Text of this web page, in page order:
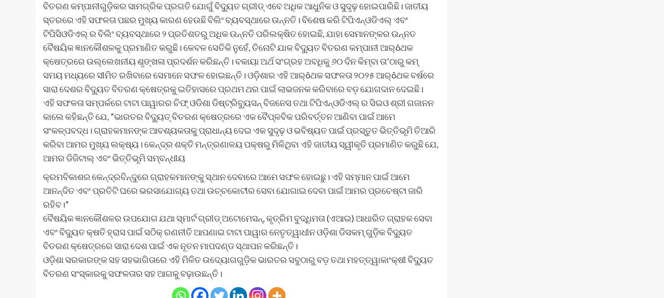
ବିତରଣ କମ୍ପାନୀଗୁଡ଼ିକର ସାମଗ୍ରିକ ପ୍ରଗତି ଯୋଗୁଁ ବିଦ୍ୟୁତ ଗ୍ରୀଡ୍ ଏବେ ଅଧିକ ଆଧୁନିକ ଓ ସୁଦୃଢ଼ ହୋଇପାରିଛି। ଜାତୀୟ
ସ୍ତରରେ ଏହି ସଫଳତା ପଛର ମୁଖ୍ୟ କାରଣ ହେଉଛି ବିଲିଂ ବ୍ୟବସ୍ଥାରେ ଉନ୍ନତି। ବିଶେଷ କରି ଟିପିଏନ୍‌ଓଡିଏଲ୍ ଏବଂ
ଟିପିସିଓଡିଏଲ୍ ର ବିଲିଂ ବ୍ୟବସ୍ଥାରେ ୨ ପ୍ରତିଶତରୁ ଅଧିକ ଉନ୍ନତି ପରିଲକ୍ଷିତ ହୋଇଛି, ଯାହା ସେମାନଙ୍କର ଉନ୍ନତ
ବୈଷୟିକ ଜ୍ଞାନକୌଶଳକୁ ପ୍ରମାଣିତ କରୁଛି। କେବଳ ସେତିକି ନୁହେଁ, ତିନୋଟି ଯାକ ବିଦ୍ୟୁତ ବିତରଣ କମ୍ପାନୀ ଆର୍ôଥକ
କ୍ଷେତ୍ରରେ ଉଲ୍ଲେଖନୀୟ ଶୃଙ୍ଖଳା ପ୍ରଦର୍ଶନ କରିଛନ୍ତି। ବକାୟା ଅର୍ଥ ସଂଗ୍ରହ ଅବଧିକୁ ୬୦ ଦିନ କିମ୍ବା ତା’ଠାରୁ କମ୍
ସମୟ ମଧ୍ୟରେ ସୀମିତ ରଖିବାରେ ସେମାନେ ସଫଳ ହୋଇଛନ୍ତି। ଓଡ଼ିଶାର ଏହି ଆର୍ôଥକ ସଫଳତା ୨୦୨୫ ଆର୍ôଥକ ବର୍ଷରେ
ସାରା ଦେଶର ବିଦ୍ୟୁତ ବିତରଣ କ୍ଷେତ୍ରକୁ ଇତିହାସରେ ପ୍ରଥମ ଥର ପାଇଁ ଲାଭଜନକ କରିବାରେ ବଡ଼ ଯୋଗଦାନ ଦେଇଛି।
ଏହି ସଫଳତା ସମ୍ପର୍କରେ ଟାଟା ପାୱାରର ଚିଫ୍ ଓଡିଶା ଡିଷ୍ଟ୍ରିବ୍ୟୁସନ୍ ବିଜନେସ ତଥା ଟିପିଏନ୍‌ଓଡିଏଲ୍ ର ସିଇଓ ଶ୍ରୀ ଗଜାନନ
କାଲେ କହିଛନ୍ତି ଯେ, “ଭାରତର ବିଦ୍ୟୁତ୍ ବିତରଣ କ୍ଷେତ୍ରରେ ଏକ ବୈପ୍ଳବିକ ପରିବର୍ତ୍ତନ ଆଣିବା ପାଇଁ ଆମେ
ସଂକଳ୍ପବଦ୍ଧ। ଗ୍ରାହକମାନଙ୍କ ଆବଶ୍ୟକତାକୁ ପ୍ରାଧାନ୍ୟ ଦେଇ ଏକ ସୁଦୃଢ଼ ଓ ଭବିଷ୍ୟତ ପାଇଁ ପ୍ରସ୍ତୁତ ଭିତ୍ତିଭୂମି ତିଆରି
କରିବା ଆମର ମୁଖ୍ୟ ଲକ୍ଷ୍ୟ। କେନ୍ଦ୍ର ଶକ୍ତି ମନ୍ତ୍ରଣାଳୟ ପକ୍ଷରୁ ମିଳିଥିବା ଏହି ଜାତୀୟ ସ୍ୱୀକୃତି ପ୍ରମାଣିତ କରୁଛି ଯେ,
ଆମର ଡିଜିଟାଲ୍ ଏବଂ ଭିତ୍ତିଭୂମି ସମ୍ବନ୍ଧୀୟ
କ୍ରମବିକାଶର କେନ୍ଦ୍ରବିନ୍ଦୁରେ ଗ୍ରାହକମାନଙ୍କୁ ସ୍ଥାନ ଦେବାରେ ଆମେ ସଫଳ ହୋଇଛୁ। ଏହି ସମ୍ମାନ ପାଇଁ ଆମେ
ଆନନ୍ଦିତ ଏବଂ ପ୍ରତିଟି ଘରେ ଭରସାଯୋଗ୍ୟ ତଥା ଉଚ୍ଚକୋଟୀର ସେବା ଯୋଗାଇ ଦେବା ପାଇଁ ଆମର ପ୍ରଚେଷ୍ଟା ଜାରି
ରହିବ।”
ବୈଷୟିକ ଜ୍ଞାନକୌଶଳର ଉପଯୋଗ ଯଥା ସ୍ମାର୍ଟ ଗ୍ରୀଡ୍ ଅଟୋମେସନ୍‌, କୃତ୍ରିମ ବୁଦ୍ଧିମତା (ଏଆଇ) ଆଧାରିତ ଗ୍ରାହକ ସେବା
ଏବଂ ବିଦ୍ୟୁତ କ୍ଷତି ହ୍ରାସ ପାଇଁ ସଠିକ୍ ରଣନୀତି ଆପଣାଇ ଟାଟା ପାୱାର ନେତୃତ୍ୱାଧୀନ ଓଡ଼ିଶା ଡିସକମ୍ ଗୁଡ଼ିକ ବିଦ୍ୟୁତ
ବିତରଣ କ୍ଷେତ୍ରରେ ସାରା ଦେଶ ପାଇଁ ଏକ ନୂତନ ମାପଦଣ୍ଡ ସ୍ଥାପନ କରିଛନ୍ତି।
ଓଡ଼ିଶା ସରକାରଙ୍କ ସହ ସହଭାଗିତାରେ ଏହି ମିଳିତ ଉଦ୍ୟୋଗଗୁଡ଼ିକ ଭାରତର ସବୁଠାରୁ ବଡ଼ ତଥା ମହତ୍ତ୍ୱାକାଂକ୍ଷୀ ବିଦ୍ୟୁତ
ବିତରଣ ସଂସ୍କାରକୁ ସଫଳତାର ସହ ଆଗକୁ ବଢ଼ାଉଛନ୍ତି।